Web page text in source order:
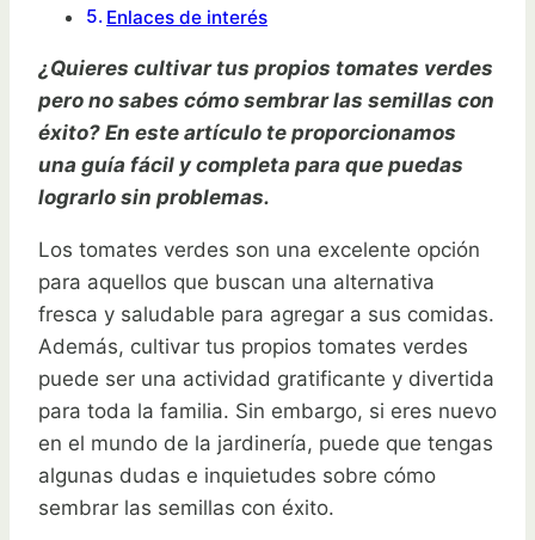
Enlaces de interés
¿Quieres cultivar tus propios tomates verdes
pero no sabes cómo sembrar las semillas con
éxito? En este artículo te proporcionamos
una guía fácil y completa para que puedas
lograrlo sin problemas.
Los tomates verdes son una excelente opción
para aquellos que buscan una alternativa
fresca y saludable para agregar a sus comidas.
Además, cultivar tus propios tomates verdes
puede ser una actividad gratificante y divertida
para toda la familia. Sin embargo, si eres nuevo
en el mundo de la jardinería, puede que tengas
algunas dudas e inquietudes sobre cómo
sembrar las semillas con éxito.